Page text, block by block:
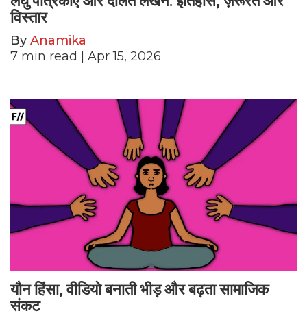
विस्तार
By Anamika
7 min read | Apr 15, 2026
यौन हिंसा, वीडियो बनाती भीड़ और बढ़ता सामाजिक
संकट